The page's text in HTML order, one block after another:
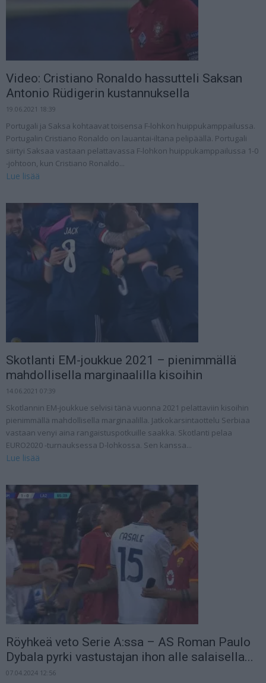
Video: Cristiano Ronaldo hassutteli Saksan
Antonio Rüdigerin kustannuksella
19.06.2021 18:39
Portugali ja Saksa kohtaavat toisensa F-lohkon huippukamppailussa.
Portugalin Cristiano Ronaldo on lauantai-iltana pelipäällä. Portugali
siirtyi Saksaa vastaan pelattavassa F-lohkon huippukamppailussa 1-0
-johtoon, kun Cristiano Ronaldo...
Lue lisää
Skotlanti EM-joukkue 2021 – pienimmällä
mahdollisella marginaalilla kisoihin
14.06.2021 07:39
Skotlannin EM-joukkue selvisi tänä vuonna 2021 pelattaviin kisoihin
pienimmällä mahdollisella marginaalilla. Jatkokarsintaottelu Serbiaa
vastaan venyi aina rangaistuspotkuille saakka. Skotlanti pelaa
EURO2020 -turnauksessa D-lohkossa. Sen kanssa...
Lue lisää
Röyhkeä veto Serie A:ssa – AS Roman Paulo
Dybala pyrki vastustajan ihon alle salaisella...
07.04.2024 12:56